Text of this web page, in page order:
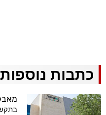
כתבות נוספות